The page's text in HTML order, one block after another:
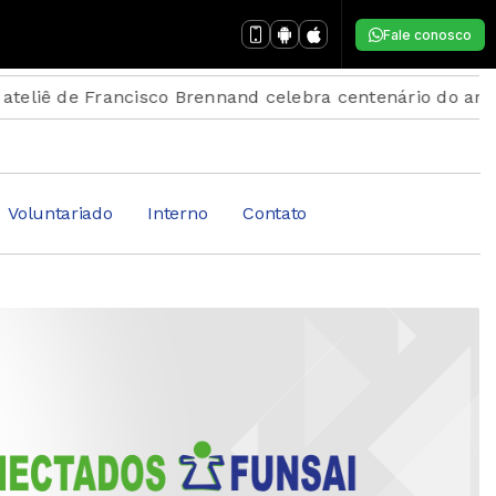
Fale conosco
Brennand celebra centenário do artista
Voluntariado Interno Contato